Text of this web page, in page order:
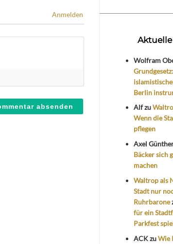
Anmelden
Wolfram
Berlin
Alfzu
Wenn die
pflegen
Axel
Bäcker sich
machen
Waltrop als
Stadt nur
Ruhrbarone
für ein
Parkfest
ACKzuWie